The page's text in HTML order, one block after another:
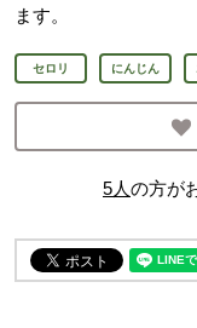
ます。
セロリ にんじん
5人の方が